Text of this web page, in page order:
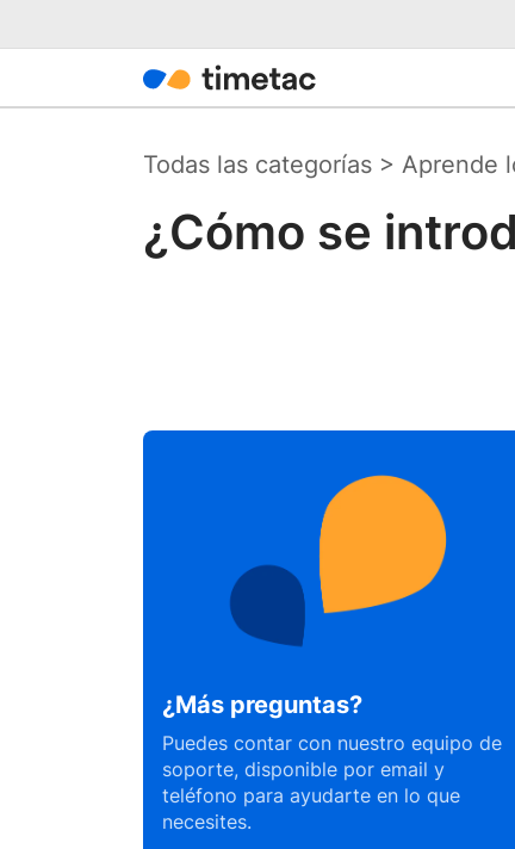
Todas las categorías > Aprende
¿Cómo se
¿Más preguntas?
Puedes contar con nuestro equipo de
soporte, disponible por email y
teléfono para ayudarte en lo que
necesites.